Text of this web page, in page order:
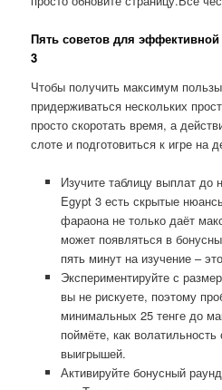
Пять советов для
3
Чтобы получить максимум
придерживаться нескольких
просто скоротать время, а
слоте и подготовиться к игре на
Изучите таблицу выплат
Egypt 3 есть скрытые
фараона не только даёт
может появляться в
пять минут на изучение –
Экспериментируйте с
вы не рискуете, поэтому
минимальных 25 тенге до
поймёте, как
выигрышей.
Активируйте бонусный